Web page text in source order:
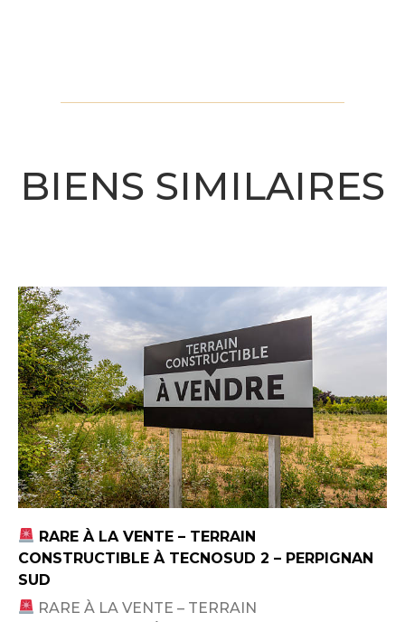
BIENS SIMILAIRES
RARE À LA VENTE – TERRAIN
CONSTRUCTIBLE À TECNOSUD 2 – PERPIGNAN
SUD
RARE À LA VENTE – TERRAIN